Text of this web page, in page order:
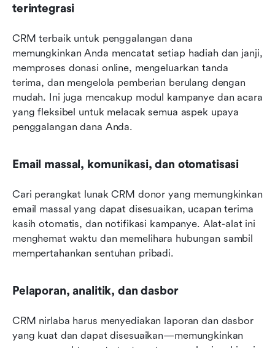
terintegrasi
CRM terbaik untuk penggalangan dana
memungkinkan Anda mencatat setiap hadiah dan janji,
memproses donasi online, mengeluarkan tanda
terima, dan mengelola pemberian berulang dengan
mudah. Ini juga mencakup modul kampanye dan acara
yang fleksibel untuk melacak semua aspek upaya
penggalangan dana Anda.
Email massal, komunikasi, dan otomatisasi
Cari perangkat lunak CRM donor yang memungkinkan
email massal yang dapat disesuaikan, ucapan terima
kasih otomatis, dan notifikasi kampanye. Alat-alat ini
menghemat waktu dan memelihara hubungan sambil
mempertahankan sentuhan pribadi.
Pelaporan, analitik, dan dasbor
CRM nirlaba harus menyediakan laporan dan dasbor
yang kuat dan dapat disesuaikan—memungkinkan